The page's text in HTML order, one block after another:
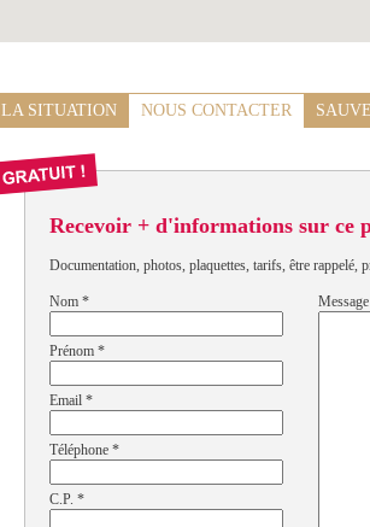
LA SITUATION NOUS CONTACTER
Recevoir + d'informations sur ce
Documentation, photos, plaquettes, tarifs, être rappelé,
Nom *
Prénom *
Email *
Téléphone *
C.P. *
Message